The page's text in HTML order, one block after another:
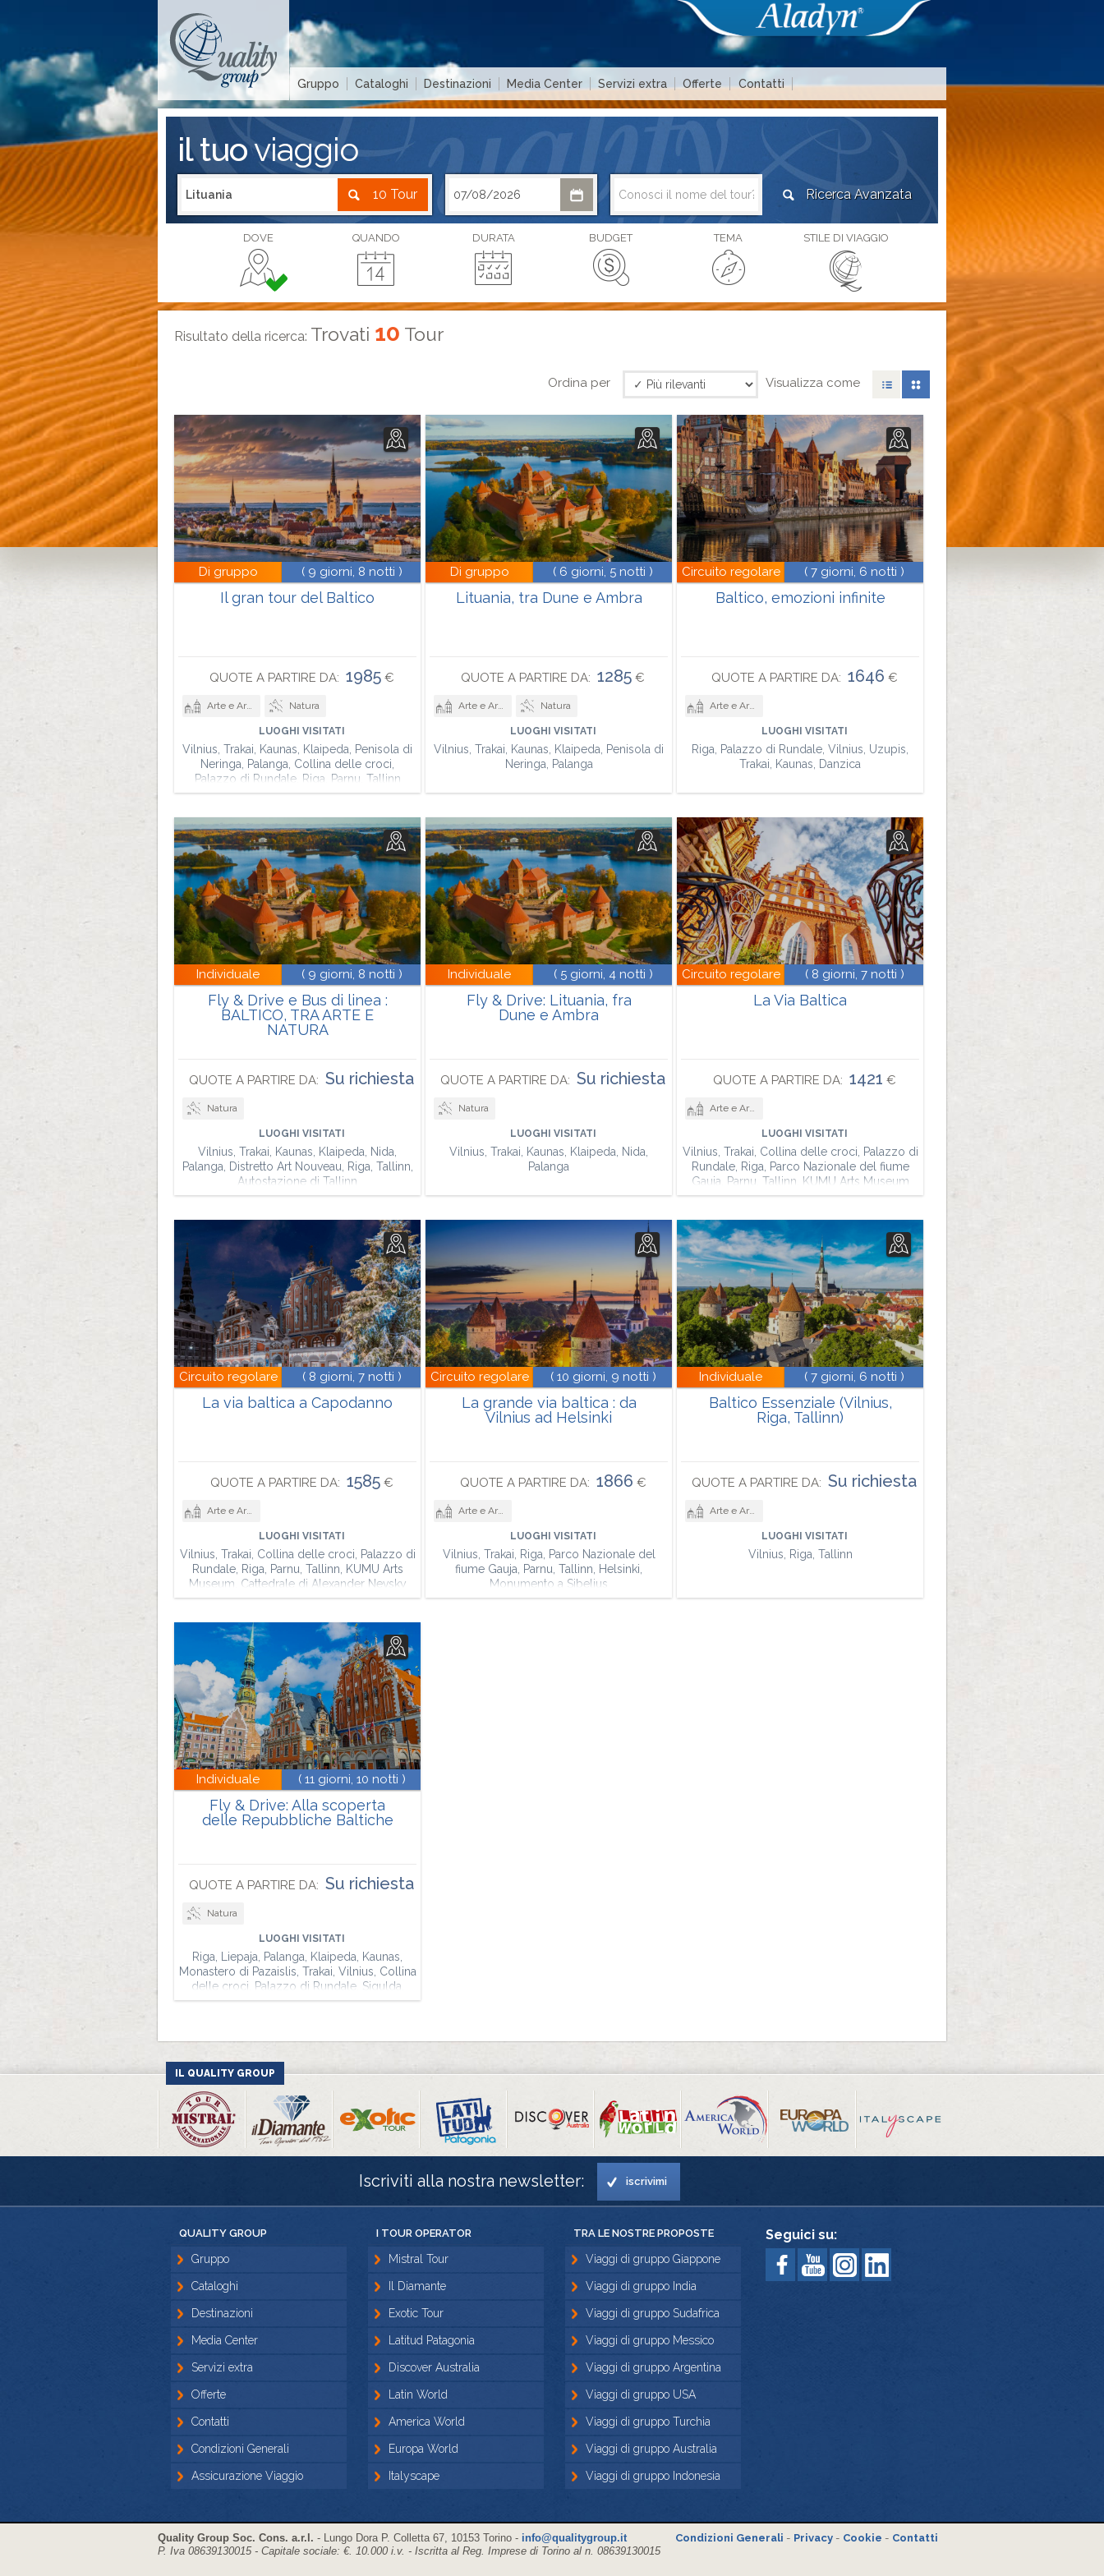
Gruppo Cataloghi Destinazioni Media Center Servizi extra Offerte Contatti
Area agenzie di viaggio
il tuoviaggio
DOVE QUANDO DURATA BUDGET TEMA STILE DI VIAGGIO
Risultato della ricerca: Trovati 10 Tour
Ordina per Visualizza come
Di gruppo ( 9 giorni, 8 notti )
Il gran tour del Baltico
QUOTE A PARTIRE DA: 1985 €
Arte e Architettura Natura
LUOGHI VISITATI
Vilnius, Trakai, Kaunas, Klaipeda, Penisola di
Neringa, Palanga, Collina delle croci,
Palazzo di Rundale, Riga, Parnu, Tallinn
Di gruppo ( 6 giorni, 5 notti )
Lituania, tra Dune e Ambra
QUOTE A PARTIRE DA: 1285 €
Arte e Architettura Natura
LUOGHI VISITATI
Vilnius, Trakai, Kaunas, Klaipeda, Penisola di
Neringa, Palanga
Circuito regolare ( 7 giorni, 6 notti )
Baltico, emozioni infinite
QUOTE A PARTIRE DA: 1646 €
Arte e Architettura
LUOGHI VISITATI
Riga, Palazzo di Rundale, Vilnius, Uzupis,
Trakai, Kaunas, Danzica
Individuale ( 9 giorni, 8 notti )
Fly & Drive e Bus di linea :
BALTICO, TRA ARTE E
NATURA
QUOTE A PARTIRE DA: Su richiesta
Natura
LUOGHI VISITATI
Vilnius, Trakai, Kaunas, Klaipeda, Nida,
Palanga, Distretto Art Nouveau, Riga, Tallinn,
Autostazione di Tallinn
Individuale ( 5 giorni, 4 notti )
Fly & Drive: Lituania, fra
Dune e Ambra
QUOTE A PARTIRE DA: Su richiesta
Natura
LUOGHI VISITATI
Vilnius, Trakai, Kaunas, Klaipeda, Nida,
Palanga
Circuito regolare ( 8 giorni, 7 notti )
La Via Baltica
QUOTE A PARTIRE DA: 1421 €
Arte e Architettura
LUOGHI VISITATI
Vilnius, Trakai, Collina delle croci, Palazzo di
Rundale, Riga, Parco Nazionale del fiume
Gauja, Parnu, Tallinn, KUMU Arts Museum
Circuito regolare ( 8 giorni, 7 notti )
La via baltica a Capodanno
QUOTE A PARTIRE DA: 1585 €
Arte e Architettura
LUOGHI VISITATI
Vilnius, Trakai, Collina delle croci, Palazzo di
Rundale, Riga, Parnu, Tallinn, KUMU Arts
Museum, Cattedrale di Alexander Nevsky
Circuito regolare ( 10 giorni, 9 notti )
La grande via baltica : da
Vilnius ad Helsinki
QUOTE A PARTIRE DA: 1866 €
Arte e Architettura
LUOGHI VISITATI
Vilnius, Trakai, Riga, Parco Nazionale del
fiume Gauja, Parnu, Tallinn, Helsinki,
Monumento a Sibelius
Individuale ( 7 giorni, 6 notti )
Baltico Essenziale (Vilnius,
Riga, Tallinn)
QUOTE A PARTIRE DA: Su richiesta
Arte e Architettura
LUOGHI VISITATI
Vilnius, Riga, Tallinn
Individuale ( 11 giorni, 10 notti )
Fly & Drive: Alla scoperta
delle Repubbliche Baltiche
QUOTE A PARTIRE DA: Su richiesta
Natura
LUOGHI VISITATI
Riga, Liepaja, Palanga, Klaipeda, Kaunas,
Monastero di Pazaislis, Trakai, Vilnius, Collina
delle croci, Palazzo di Rundale, Sigulda,
Cesis, Tartu, Parco Nazionale di Lahemaa,
IL QUALITY GROUP
Iscriviti alla nostra newsletter: iscrivimi
QUALITY GROUP
Gruppo
Cataloghi
Destinazioni
Media Center
Servizi extra
Offerte
Contatti
Condizioni Generali
Assicurazione Viaggio
I TOUR OPERATOR
Mistral Tour
Il Diamante
Exotic Tour
Latitud Patagonia
Discover Australia
Latin World
America World
Europa World
Italyscape
TRA LE NOSTRE PROPOSTE
Viaggi di gruppo Giappone
Viaggi di gruppo India
Viaggi di gruppo Sudafrica
Viaggi di gruppo Messico
Viaggi di gruppo Argentina
Viaggi di gruppo USA
Viaggi di gruppo Turchia
Viaggi di gruppo Australia
Viaggi di gruppo Indonesia
Seguici su:
Quality Group Soc. Cons. a.r.l. - Lungo Dora P. Colletta 67, 10153 Torino - info@qualitygroup.it
P. Iva 08639130015 - Capitale sociale: €. 10.000 i.v. - Iscritta al Reg. Imprese di Torino al n. 08639130015
Condizioni Generali - Privacy - Cookie - Contatti